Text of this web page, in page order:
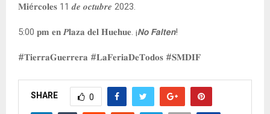
𝐌𝐢é𝐫𝐜𝐨𝐥𝐞𝐬 11 𝒅𝒆 𝒐𝒄𝒕𝒖𝒃𝒓𝒆 2023.
5:00 𝐩𝐦 𝐞𝐧 𝑷𝐥𝐚𝐳𝐚 𝐝𝐞𝐥 𝐇𝐮𝐞𝐡𝐮𝐞. ¡𝙉𝙤 𝙁𝙖𝙡𝙩𝙚𝙣!
#𝐓𝐢𝐞𝐫𝐫𝐚𝐆𝐮𝐞𝐫𝐫𝐞𝐫𝐚 #𝐋𝐚𝐅𝐞𝐫𝐢𝐚𝐃𝐞𝐓𝐨𝐝𝐨𝐬 #𝐒𝐌𝐃𝐈𝐅
SHARE 0